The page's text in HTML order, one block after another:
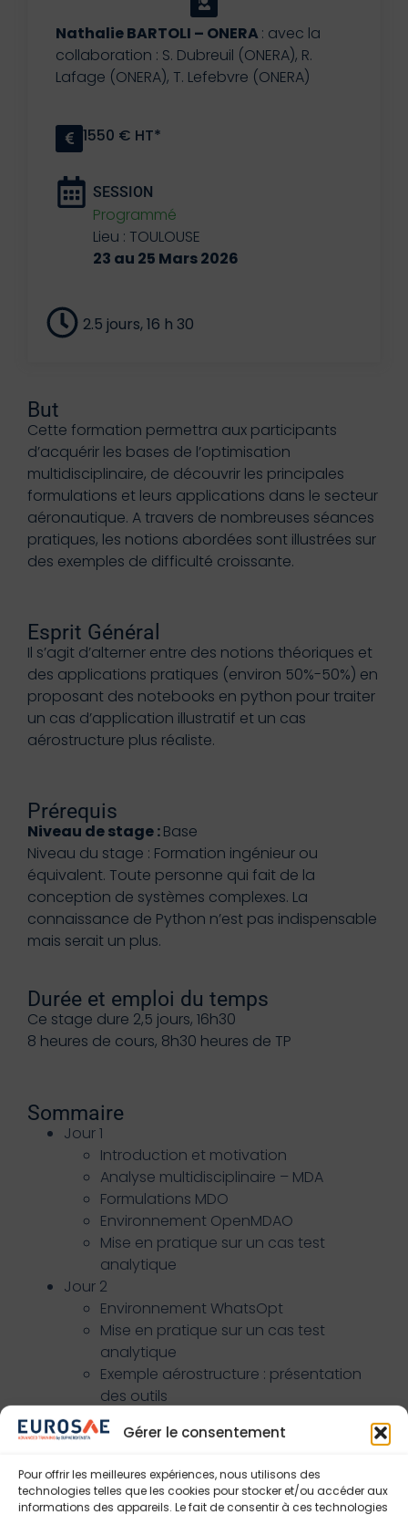
Gérer le consentement
Pour offrir les meilleures expériences, nous utilisons des
technologies telles que les cookies pour stocker et/ou accéder aux
informations des appareils. Le fait de consentir à ces technologies
Nathalie BARTOLI – ONERA: avec la
collaboration : S. Dubreuil (ONERA), R.
Lafage (ONERA), T. Lefebvre (ONERA)
1550 € HT*
SESSION
Programmé
Lieu : TOULOUSE
23 au 25 Mars 2026
2.5 jours, 16 h 30
But
Cette formation permettra aux participants
d’acquérir les bases de l’optimisation
multidisciplinaire, de découvrir les principales
formulations et leurs applications dans le secteur
aéronautique. A travers de nombreuses séances
pratiques, les notions abordées sont illustrées sur
des exemples de difficulté croissante.
Esprit Général
Il s’agit d’alterner entre des notions théoriques et
des applications pratiques (environ 50%-50%) en
proposant des notebooks en python pour traiter
un cas d’application illustratif et un cas
aérostructure plus réaliste.
Prérequis
Niveau de stage :Base
Niveau du stage : Formation ingénieur ou
équivalent. Toute personne qui fait de la
conception de systèmes complexes. La
connaissance de Python n’est pas indispensable
mais serait un plus.
Durée et emploi du temps
Ce stage dure 2,5 jours, 16h30
8 heures de cours, 8h30 heures de TP
Sommaire
Jour 1
Introduction et motivation
Analyse multidisciplinaire – MDA
Formulations MDO
Environnement OpenMDAO
Mise en pratique sur un cas test
analytique
Jour 2
Environnement WhatsOpt
Mise en pratique sur un cas test
analytique
Exemple aérostructure : présentation
des outils
MDA et optimisation basée gradient sur
le cas test aérostructure
Optimisation sans gradient (processus
gaussien et optimisation Bayésienne)